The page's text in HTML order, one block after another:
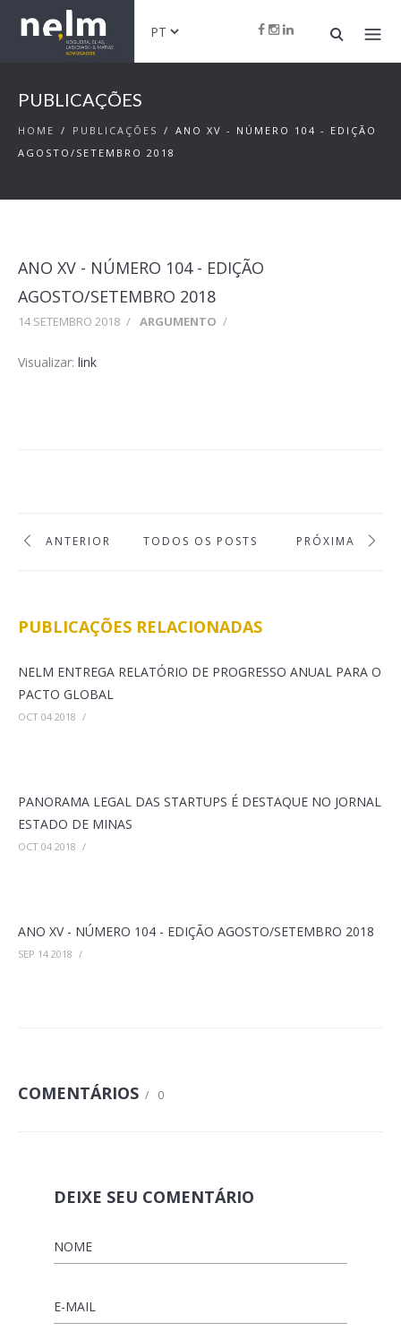
PUBLICAÇÕES
HOME / PUBLICAÇÕES / ANO XV - NÚMERO 104 - EDIÇÃO
AGOSTO/SETEMBRO 2018
ANO XV - NÚMERO 104 - EDIÇÃO
AGOSTO/SETEMBRO 2018
14 SETEMBRO 2018 / ARGUMENTO /
Visualizar: link
ANTERIOR TODOS OS POSTS PRÓXIMA
PUBLICAÇÕES RELACIONADAS
NELM ENTREGA RELATÓRIO DE PROGRESSO ANUAL PARA O
PACTO GLOBAL
OCT 04 2018 /
PANORAMA LEGAL DAS STARTUPS É DESTAQUE NO JORNAL
ESTADO DE MINAS
OCT 04 2018 /
ANO XV - NÚMERO 104 - EDIÇÃO AGOSTO/SETEMBRO 2018
SEP 14 2018 /
COMENTÁRIOS / 0
DEIXE SEU COMENTÁRIO